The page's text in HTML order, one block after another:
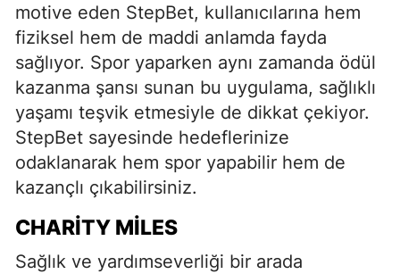
motive eden StepBet, kullanıcılarına hem
fiziksel hem de maddi anlamda fayda
sağlıyor. Spor yaparken aynı zamanda ödül
kazanma şansı sunan bu uygulama, sağlıklı
yaşamı teşvik etmesiyle de dikkat çekiyor.
StepBet sayesinde hedeflerinize
odaklanarak hem spor yapabilir hem de
kazançlı çıkabilirsiniz.
CHARITY MILES
Sağlık ve yardımseverliği bir arada